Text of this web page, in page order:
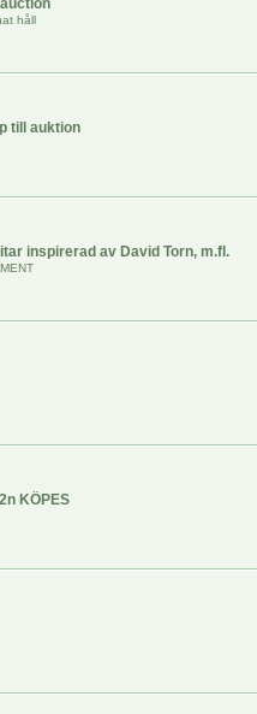
håll
till auktion
inspirerad av David Torn, m.fl.
KÖPES